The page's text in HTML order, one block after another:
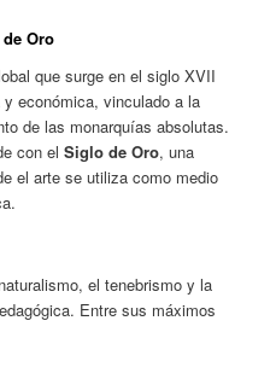
Oro
que surge en el siglo XVII
económica, vinculado a la
de las monarquías absolutas.
con elSiglo de Oro, una
el arte se utiliza como medio
el tenebrismo y la
Entre sus máximos